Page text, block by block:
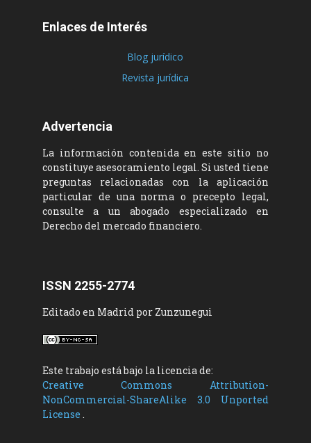
Enlaces de Interés
Blog jurídico
Revista jurídica
Advertencia
La información contenida en este sitio no
constituye asesoramiento legal. Si usted tiene
preguntas relacionadas con la aplicación
particular de una norma o precepto legal,
consulte a un abogado especializado en
Derecho del mercado financiero.
ISSN 2255-2774
Editado en Madrid por Zunzunegui
Este trabajo está bajo la licencia de:
Creative Commons Attribution-
NonCommercial-ShareAlike 3.0 Unported
License .